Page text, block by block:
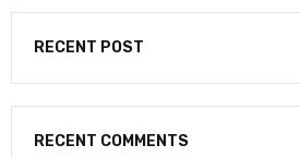
RECENT POST
RECENT COMMENTS